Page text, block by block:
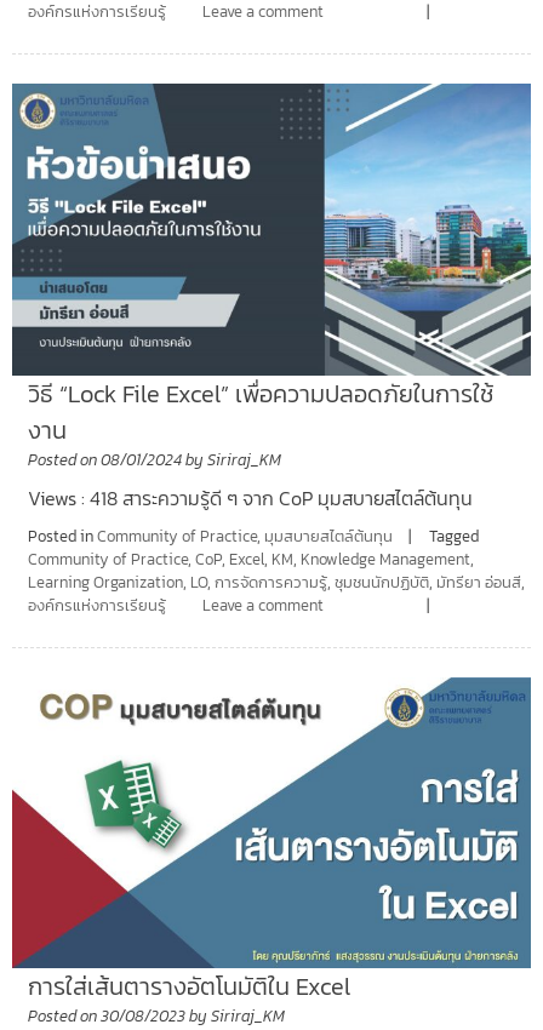
องค์กรแห่งการเรียนรู้ Leave a comment
วิธี “Lock File Excel” เพื่อความปลอดภัยในการใช้
งาน
Posted on08/01/2024by Siriraj_KM
Views : 418 สาระความรู้ดี ๆ จาก CoP มุมสบายสไตล์ต้นทุน
Posted inCommunity of Practice, มุมสบายสไตล์ต้นทุน
Tagged
Community of Practice, CoP, Excel, KM, Knowledge Management,
Learning Organization, LO, การจัดการความรู้, ชุมชนนักปฏิบัติ, มัทรียา อ่อนสี,
องค์กรแห่งการเรียนรู้
Leave a comment
การใส่เส้นตารางอัตโนมัติใน Excel
Posted on30/08/2023by Siriraj_KM